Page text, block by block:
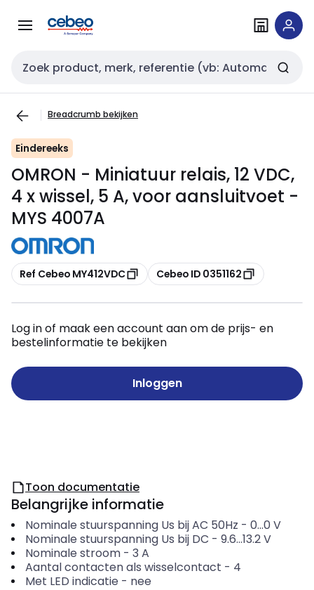
naar
naar
Zoekveld invoer
Breadcrumb bekijken
Eindereeks
OMRON - Miniatuur relais, 12 VDC,
4 x wissel, 5 A, voor aansluitvoet -
MYS 4007A
Kopiëren
Ref Cebeo MY412VDC Kopiëren
Cebeo ID 0351162
Log in of maak een account aan om de prijs- en
bestelinformatie te bekijken
Inloggen
Toon documentatie
Belangrijke informatie
Nominale stuurspanning Us bij AC 50Hz - 0...0 V
Nominale stuurspanning Us bij DC - 9.6...13.2V
Nominale stroom- 3 A
Aantal contacten als wisselcontact - 4
Met LED indicatie - nee